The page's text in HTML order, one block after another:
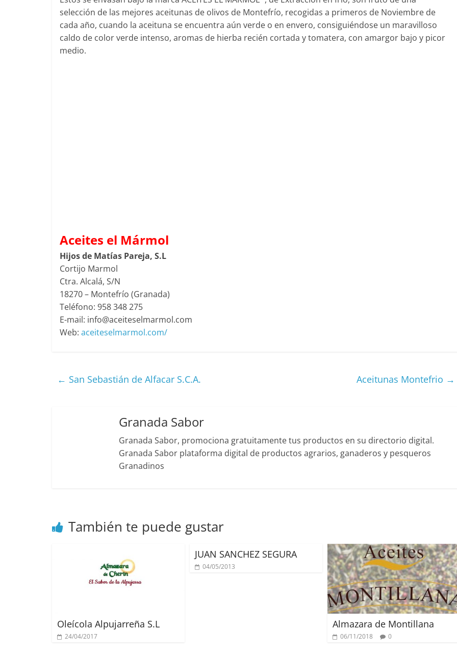
selección de las mejores aceitunas de olivos de Montefrío, recogidas a primeros de Noviembre de
cada año, cuando la aceituna se encuentra aún verde o en envero, consiguiéndose un maravilloso
caldo de color verde intenso, aromas de hierba recién cortada y tomatera, con amargor bajo y picor
medio.
Aceites el Mármol
Hijos de Matías Pareja, S.L
Cortijo Marmol
Ctra. Alcalá, S/N
18270 – Montefrío (Granada)
Teléfono: 958 348 275
E-mail: info@aceiteselmarmol.com
Web: aceiteselmarmol.com/
← San Sebastián de Alfacar S.C.A. Aceitunas Montefrio →
Granada Sabor
Granada Sabor, promociona gratuitamente tus productos en su directorio digital.
Granada Sabor plataforma digital de productos agrarios, ganaderos y pesqueros
Granadinos
También te puede gustar
Oleícola Alpujarreña S.L
24/04/2017
JUAN SANCHEZ SEGURA
04/05/2013
Almazara de Montillana
06/11/2018 0